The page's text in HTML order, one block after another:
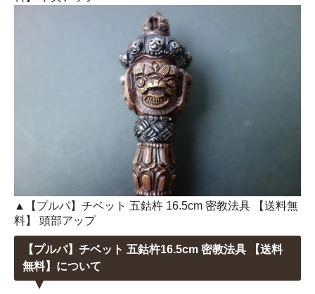
▲【プルパ】チベット 五鈷杵 16.5cm 密教法具 【送料無
料】 頭部アップ
【プルパ】チベット 五鈷杵16.5cm 密教法具 【送料
無料】について